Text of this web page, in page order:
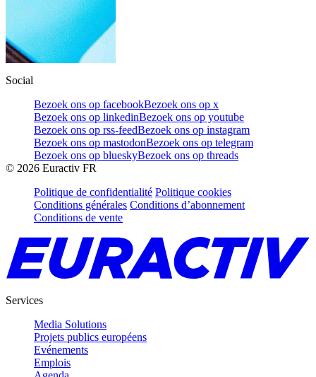
Social
Bezoek ons op facebookBezoek ons op x
Bezoek ons op linkedinBezoek ons op youtube
Bezoek ons op rss-feedBezoek ons op instagram
Bezoek ons op mastodonBezoek ons op telegram
Bezoek ons op blueskyBezoek ons op threads
© 2026 Euractiv FR
Politique de confidentialité Politique cookies
Conditions générales Conditions d’abonnement
Conditions de vente
Services
Media Solutions
Projets publics européens
Evénements
Emplois